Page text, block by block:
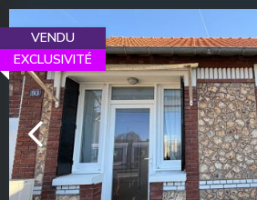
VENDU
EXCLUSIVITÉ